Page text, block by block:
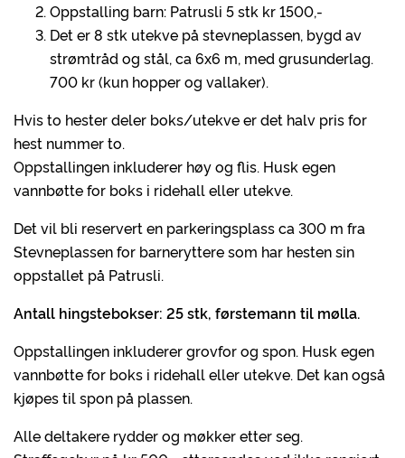
Oppstalling barn: Patrusli 5 stk kr 1500,-
Det er 8 stk utekve på stevneplassen, bygd av
strømtråd og stål, ca 6x6 m, med grusunderlag.
700 kr (kun hopper og vallaker).
Hvis to hester deler boks/utekve er det halv pris for
hest nummer to.
Oppstallingen inkluderer høy og flis. Husk egen
vannbøtte for boks i ridehall eller utekve.
Det vil bli reservert en parkeringsplass ca 300 m fra
Stevneplassen for barneryttere som har hesten sin
oppstallet på Patrusli.
Antall hingstebokser: 25 stk, førstemann til mølla.
Oppstallingen inkluderer grovfor og spon. Husk egen
vannbøtte for boks i ridehall eller utekve. Det kan også
kjøpes til spon på plassen.
Alle deltakere rydder og møkker etter seg.